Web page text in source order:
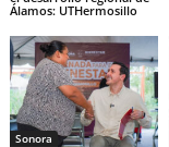
Álamos: UTHermosillo
Sonora